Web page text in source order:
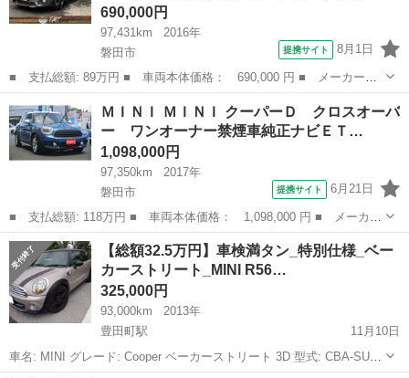
690,000円
97,431km
2016年
磐田市
提携サイト 8月1日
■ 支払総額: 89万円 ■ 車両本体価格： 690,000 円 ■ メーカー
名： ＭＩＮＩ ■ 車種名： ＭＩＮＩ ■ グレード名： クーパー
ＳＤ 保証付き ツートン バックカメラ ナビ クリアランスソナ
ー アルミホイー...
静岡 磐田市
ＭＩＮＩ ＭＩＮＩ クーパーＤ クロスオーバ
ー ワンオーナー禁煙車純正ナビＥＴ…
1,098,000円
97,350km
2017年
磐田市
提携サイト 6月21日
■ 支払総額: 118万円 ■ 車両本体価格： 1,098,000 円 ■ メーカー
名： ＭＩＮＩ ■ 車種名： ＭＩＮＩ ■ グレード名： クーパー
Ｄ クロスオーバー ワンオーナー禁煙車純正ナビＥＴＣ全方位モニ
ターＢｌｕ...
静岡 磐田市 ミニ
【総額32.5万円】車検満タン_特別仕様_ベー
カーストリート_MINI R56…
325,000円
93,000km
2013年
豊田町駅
11月10日
車名: MINI グレード: Cooper ベーカーストリート 3D 型式: CBA-SU16
年式: 平成25年 走行距離: 93,000km 排気量: 1600cc 色: ルーフトップ